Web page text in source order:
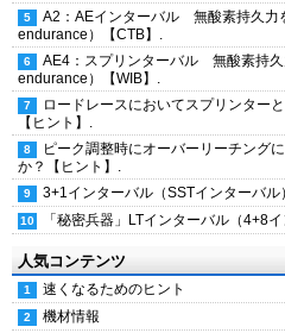
A2：AEインターバル 無酸素持久力
endurance）【CTB】.
AE4：スプリンターバル 無酸素持
endurance）【WIB】.
ロードレースにおいてスプリンター
【ヒント】.
ピーク調整時にオーバーリーチング
か？【ヒント】.
3+1インターバル（SSTインターバル
「秘密兵器」LTインターバル（4+8
人気コンテンツ
速くなるためのヒント
機材情報